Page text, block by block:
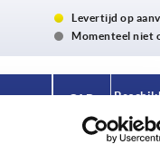
8
10
12
Levertijd op
Momenteel niet
CAD